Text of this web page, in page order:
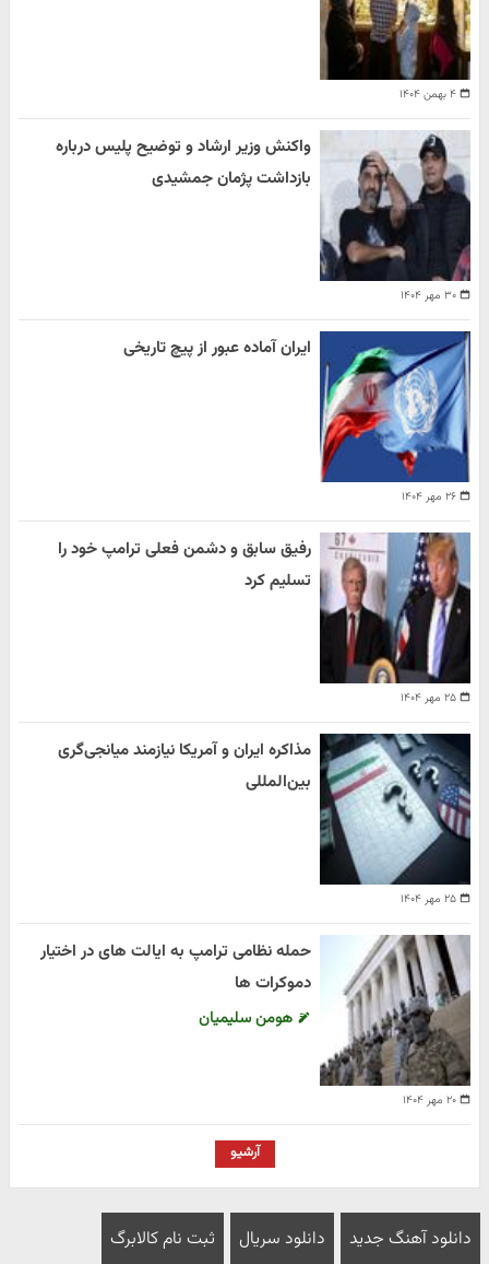
۴ بهمن ۱۴۰۴
۳۰ مهر ۱۴۰۴
واکنش وزیر ارشاد و توضیح پلیس درباره
بازداشت پژمان جمشیدی
۲۶ مهر ۱۴۰۴
ایران آماده عبور از پیچ تاریخی
۲۵ مهر ۱۴۰۴
رفیق سابق و دشمن فعلی ترامپ خود را
تسلیم کرد
۲۵ مهر ۱۴۰۴
مذاکره ایران و آمریکا نیازمند میانجی‌گری
بین‌المللی
۲۰ مهر ۱۴۰۴
حمله نظامی ترامپ به ایالت های در اختیار
دموکرات ها
هومن سلیمیان
آرشیو
دانلود آهنگ جدید دانلود سریال ثبت نام کالابرگ